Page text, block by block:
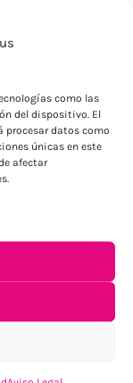
como las
del dispositivo. El
datos como
únicas en este
afectar